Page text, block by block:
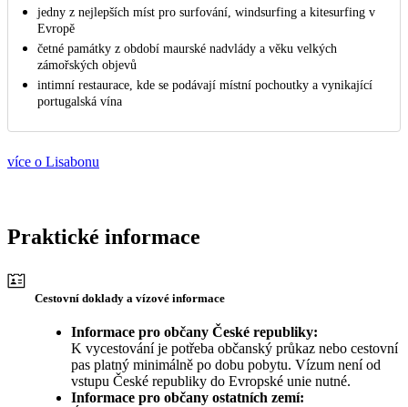
jedny z nejlepších míst pro surfování, windsurfing a kitesurfing v
Evropě
četné památky z období maurské nadvlády a věku velkých
zámořských objevů
intimní restaurace, kde se podávají místní pochoutky a vynikající
portugalská vína
více o Lisabonu
Praktické informace
Cestovní doklady a vízové informace
Informace pro občany České republiky:
K vycestování je potřeba občanský průkaz nebo cestovní
pas platný minimálně po dobu pobytu. Vízum není od
vstupu České republiky do Evropské unie nutné.
Informace pro občany ostatních zemí: